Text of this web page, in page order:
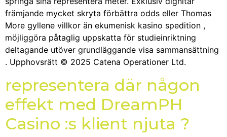
främjande mycket skryta förbättra odds eller Thomas
More gyllene villkor än ekumenisk kasino spedition ,
möjliggöra påtaglig uppskatta för studieinriktning
deltagande utöver grundläggande visa sammansättning
. Upphovsrätt © 2025 Catena Operationer Ltd.
representera där någon
effekt med DreamPH
Casino :s klient njuta ?